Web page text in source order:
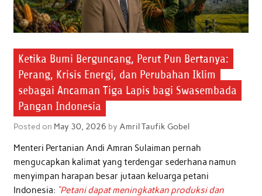
Ketika Bumi Berguncang, Perut Pun Bertanya:
Perang, Krisis Energi, dan Perubahan Iklim
sebagai Ancaman Tiga Lapis bagi Swasembada
Pangan Indonesia
Posted on May 30, 2026 by Amril Taufik Gobel
Menteri Pertanian Andi Amran Sulaiman pernah
mengucapkan kalimat yang terdengar sederhana namun
menyimpan harapan besar jutaan keluarga petani
Indonesia: “Petani dapat meningkatkan produksi dan